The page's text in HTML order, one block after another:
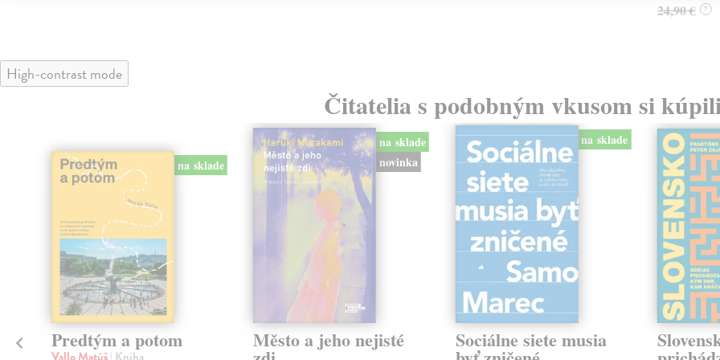
24,90 € ?
High-contrast mode
Čitatelia s podobným vkusom si
na sklade
Predtým a potom
na sklade
novinka
Město a jeho nejisté
na sklade
Sociálne siete musia